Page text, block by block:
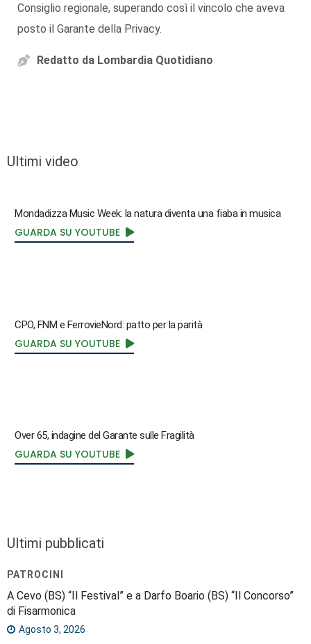
Consiglio regionale, superando così il vincolo che aveva
posto il Garante della Privacy.
Redatto da Lombardia Quotidiano
Ultimi video
Mondadizza Music Week: la natura diventa una fiaba in musica
GUARDA SU YOUTUBE
CPO, FNM e FerrovieNord: patto per la parità
GUARDA SU YOUTUBE
Over 65, indagine del Garante sulle Fragilità
GUARDA SU YOUTUBE
Ultimi pubblicati
PATROCINI
A Cevo (BS) “Il Festival” e a Darfo Boario (BS) “Il Concorso”
di Fisarmonica
Agosto 3, 2026